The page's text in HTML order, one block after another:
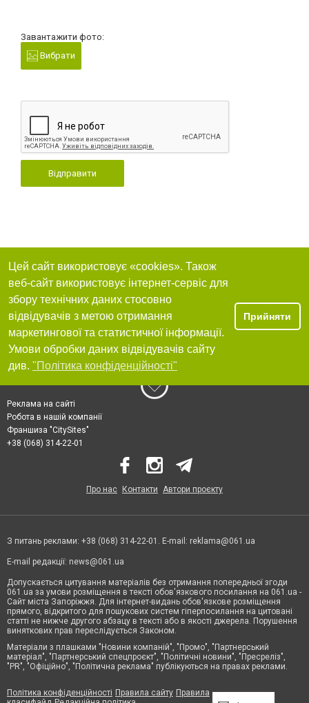
Завантажити фото:
Вибрати
Відправити
Цей сайт використовує «cookies». Також
веб-сайт використовує інтернет-сервіс для
збору технічних даних стосовно
відвідувачів з метою отримання
маркетингової та статистичної інформації.
Умови обробки даних відвідувачів сайту
див. "Політика конфіденційності"
Прийняти
Реклама на сайті
Робота в нашій компанії
Франшиза "CitySites"
+38 (068) 314-22-01
Про нас Контакти Автори проєкту
З питань реклами: +38 (068) 314-22-01. E-mail: reklama@061.ua
E-mail редакції: news@061.ua
Допускається цитування матеріалів без отримання попередньої згоди
061.ua за умови розміщення в тексті обов'язкового посилання на 061.ua -
Сайт міста Запоріжжя. Для інтернет-видань обов'язкове розміщення
прямого, відкритого для пошукових систем гіперпосилання на цитовані
статті не нижче другого абзацу в тексті або в якості джерела. Порушення
виняткових прав переслідується Законом.
Матеріали з плашками "Новини компаній", "Промо", "Партнерський
матеріал", "Партнерський спецпроєкт", "Політичні новини", "Пресреліз",
"PR", "Офіційно", "Політична реклама" публікуються на правах реклами.
Політика конфіденційності Правила сайту Правила